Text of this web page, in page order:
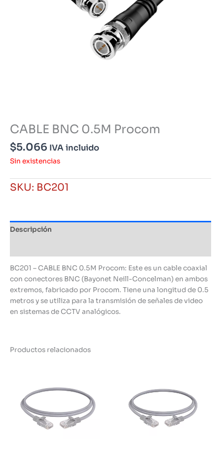
CABLE BNC 0.5M Procom
$5.066 IVA incluido
Sin existencias
SKU: BC201
Descripción
BC201 – CABLE BNC 0.5M Procom: Este es un cable coaxial
con conectores BNC (Bayonet Neill-Concelman) en ambos
extremos, fabricado por Procom. Tiene una longitud de 0.5
metros y se utiliza para la transmisión de señales de video
en sistemas de CCTV analógicos.
Productos relacionados